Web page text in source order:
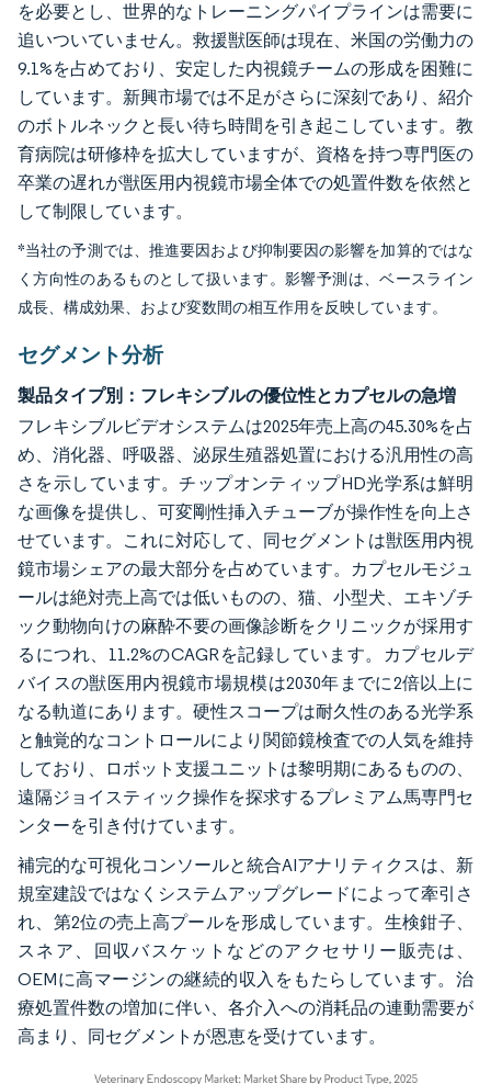
を必要とし、世界的なトレーニングパイプラインは需要に
追いついていません。救援獣医師は現在、米国の労働力の
9.1%を占めており、安定した内視鏡チームの形成を困難に
しています。新興市場では不足がさらに深刻であり、紹介
のボトルネックと長い待ち時間を引き起こしています。教
育病院は研修枠を拡大していますが、資格を持つ専門医の
卒業の遅れが獣医用内視鏡市場全体での処置件数を依然と
して制限しています。
*当社の予測では、推進要因および抑制要因の影響を加算的ではな
く方向性のあるものとして扱います。影響予測は、ベースライン
成長、構成効果、および変数間の相互作用を反映しています。
セグメント分析
製品タイプ別：フレキシブルの優位性とカプセルの急増
フレキシブルビデオシステムは2025年売上高の45.30%を占
め、消化器、呼吸器、泌尿生殖器処置における汎用性の高
さを示しています。チップオンティップHD光学系は鮮明
な画像を提供し、可変剛性挿入チューブが操作性を向上さ
せています。これに対応して、同セグメントは獣医用内視
鏡市場シェアの最大部分を占めています。カプセルモジュ
ールは絶対売上高では低いものの、猫、小型犬、エキゾチ
ック動物向けの麻酔不要の画像診断をクリニックが採用す
るにつれ、11.2%のCAGRを記録しています。カプセルデ
バイスの獣医用内視鏡市場規模は2030年までに2倍以上に
なる軌道にあります。硬性スコープは耐久性のある光学系
と触覚的なコントロールにより関節鏡検査での人気を維持
しており、ロボット支援ユニットは黎明期にあるものの、
遠隔ジョイスティック操作を探求するプレミアム馬専門セ
ンターを引き付けています。
補完的な可視化コンソールと統合AIアナリティクスは、新
規室建設ではなくシステムアップグレードによって牽引さ
れ、第2位の売上高プールを形成しています。生検鉗子、
スネア、回収バスケットなどのアクセサリー販売は、
OEMに高マージンの継続的収入をもたらしています。治
療処置件数の増加に伴い、各介入への消耗品の連動需要が
高まり、同セグメントが恩恵を受けています。